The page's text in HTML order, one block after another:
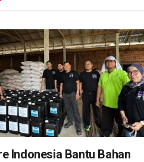
Indonesia Bantu Bahan